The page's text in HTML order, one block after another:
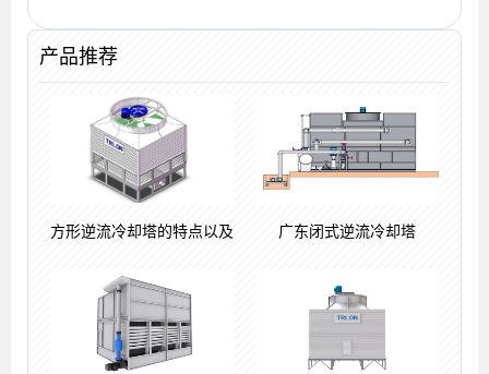
产品推荐
方形逆流冷却塔的特点以及 广东闭式逆流冷却塔